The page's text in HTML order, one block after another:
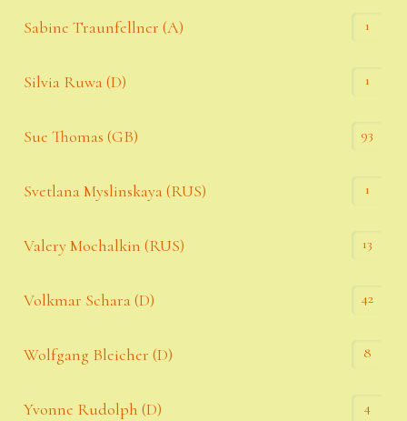
Sabine Traunfellner (A) 1
Silvia Ruwa (D) 1
Sue Thomas (GB) 93
Svetlana Myslinskaya (RUS) 1
Valery Mochalkin (RUS) 13
Volkmar Schara (D) 42
Wolfgang Bleicher (D) 8
Yvonne Rudolph (D) 4